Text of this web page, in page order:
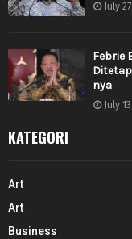
July
Febrie
nya
July
KATEGORI
Art
Art
Business